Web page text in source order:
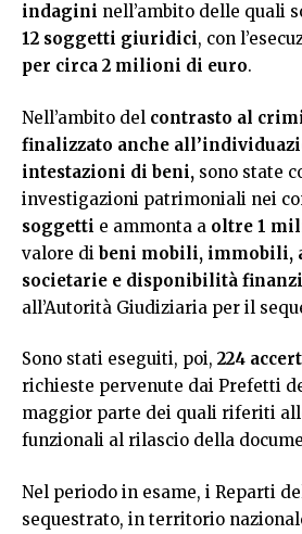
indagini nell’ambito delle quali
12 soggetti giuridici, con
per circa 2 milioni di euro.
Nell’ambito del contrasto al
finalizzato anche
intestazioni di beni, sono state
investigazioni patrimoniali nei
soggetti e ammonta a oltre 1
valore di beni mobili, immobili,
societarie e disponibilità
all’Autorità Giudiziaria per il
Sono stati eseguiti, poi, 224
richieste pervenute dai Prefetti
maggior parte dei quali riferiti
funzionali al rilascio della
Nel periodo in esame, i Reparti
sequestrato, in territorio